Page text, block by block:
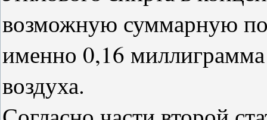
возможную суммарную
именно 0,16
воздуха.